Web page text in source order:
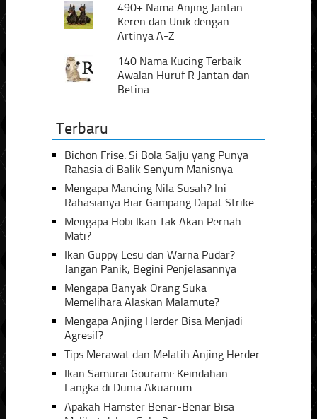
490+ Nama Anjing Jantan
Keren dan Unik dengan
Artinya A-Z
140 Nama Kucing Terbaik
Awalan Huruf R Jantan dan
Betina
Terbaru
Bichon Frise: Si Bola Salju yang Punya
Rahasia di Balik Senyum Manisnya
Mengapa Mancing Nila Susah? Ini
Rahasianya Biar Gampang Dapat Strike
Mengapa Hobi Ikan Tak Akan Pernah
Mati?
Ikan Guppy Lesu dan Warna Pudar?
Jangan Panik, Begini Penjelasannya
Mengapa Banyak Orang Suka
Memelihara Alaskan Malamute?
Mengapa Anjing Herder Bisa Menjadi
Agresif?
Tips Merawat dan Melatih Anjing Herder
Ikan Samurai Gourami: Keindahan
Langka di Dunia Akuarium
Apakah Hamster Benar-Benar Bisa